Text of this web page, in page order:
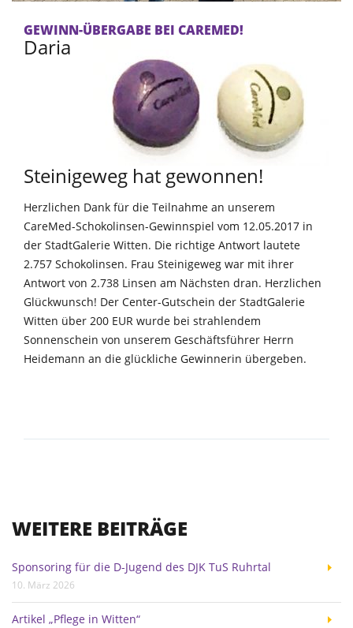
GEWINN-ÜBERGABE BEI CAREMED!
Daria
Steinigeweg hat gewonnen!
Herzlichen Dank für die Teilnahme an unserem
CareMed-Schokolinsen-Gewinnspiel vom 12.05.2017 in
der StadtGalerie Witten. Die richtige Antwort lautete
2.757 Schokolinsen. Frau Steinigeweg war mit ihrer
Antwort von 2.738 Linsen am Nächsten dran. Herzlichen
Glückwunsch! Der Center-Gutschein der StadtGalerie
Witten über 200 EUR wurde bei strahlendem
Sonnenschein von unserem Geschäftsführer Herrn
Heidemann an die glückliche Gewinnerin übergeben.
WEITERE BEITRÄGE
Sponsoring für die D-Jugend des DJK TuS Ruhrtal
10. März 2026
Artikel „Pflege in Witten“